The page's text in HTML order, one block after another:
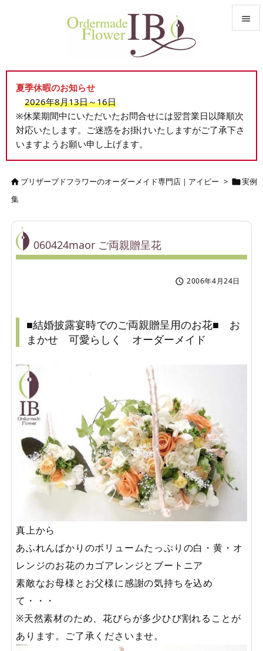


前へ

検索
夏季休暇のお知らせ
2026年8月13日～16日
※休業期間中にいただいたお問合せには翌営業日以降順次
対応いたします。ご迷惑をお掛けいたしますがご了承下さ
いますようお願い申し上げます。
ブリザーブドフラワーのオーダーメイド専門店｜アイビー > 実例
集
060424maor ご両親贈呈花
 2006年4月24日
■結婚披露宴時でのご両親贈呈用のお花■ お
まかせ 可愛らしく オーダーメイド
真上から
あふれんばかりのボリュームたっぷりの白・黄・オ
レンジのお花のカゴアレンジとブートニア
素敵なお母様とお父様に感謝の気持ちを込め
て・・・
※天然素材のため、花びらが多少ひび割れることが
あります。ご了承くださいませ。